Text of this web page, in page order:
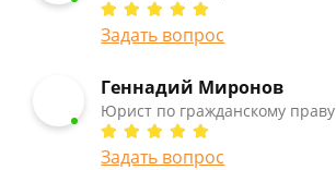
Задать вопрос
Геннадий Миронов
Юрист по гражданскому праву
Задать вопрос